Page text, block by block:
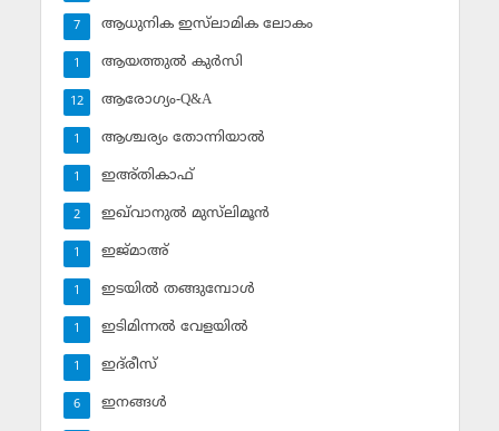
ആധുനിക ഇസ്‌ലാമിക ലോകം
7
ആയത്തുല്‍ കുര്‍സി
1
ആരോഗ്യം-Q&A
12
ആശ്ചര്യം തോന്നിയാല്‍
1
ഇഅ്തികാഫ്‌
1
ഇഖ്‌വാനുല്‍ മുസ്‌ലിമൂന്‍
2
ഇജ്മാഅ്
1
ഇടയില്‍ തങ്ങുമ്പോള്‍
1
ഇടിമിന്നല്‍ വേളയില്‍
1
ഇദ്‌രീസ്‌
1
ഇനങ്ങള്‍
6